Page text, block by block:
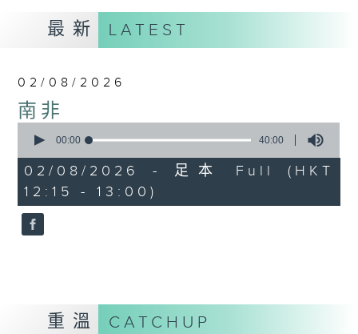
最新 LATEST
02/08/2026
南非
seconds
40
minutes,
0
seconds
00:00 40:00
02/08/2026 - 足本 Full (HKT
12:15 - 13:00)
重溫 CATCHUP